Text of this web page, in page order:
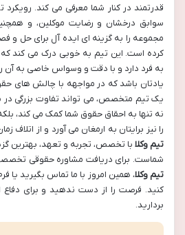
قدرتمند در کنار شما معرفی می کند.
سوابق درخشان و رضایت موکلین، و
مجموعه را به گزینه ای ایده آل برای حل و
کرده است. این تیم به خوبی درک می کند که
به فرد دارد و با دقت و وسواس خاصی به آن
یادتان باشد که در مواجهه با چالش های
یک تیم متخصص، می تواند تفاوت بزرگی در
نه تنها به احقاق حقوق شما کمک می کند،
را نیز برایتان به ارمغان می آورد و از اتلاف
تیم وکلا با تخصص، تجربه و تعهد، بهترین
شماست. برای دریافت مشاوره حقوقی
تیم وکلا، همین امروز با ما تماس بگیرید یا
کنید. فرصت را از دست ندهید و برای
بردارید.